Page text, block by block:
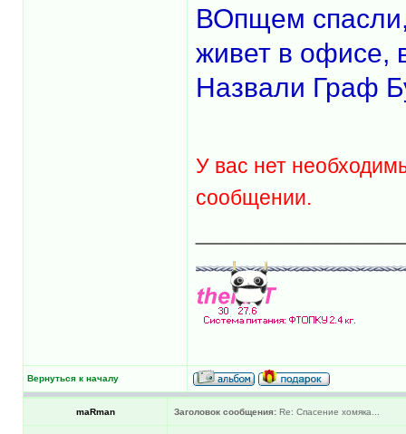
ВОпщем
живет в офисе,
Назвали Граф
У вас нет
сообщении.
Вернуться к началу
maRman Заголовок сообщения: Re: Спасение хомяка...